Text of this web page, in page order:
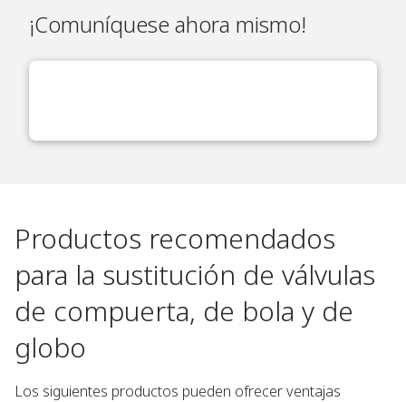
¡Comuníquese ahora mismo!
Productos recomendados
para la sustitución de válvulas
de compuerta, de bola y de
globo
Los siguientes productos pueden ofrecer ventajas